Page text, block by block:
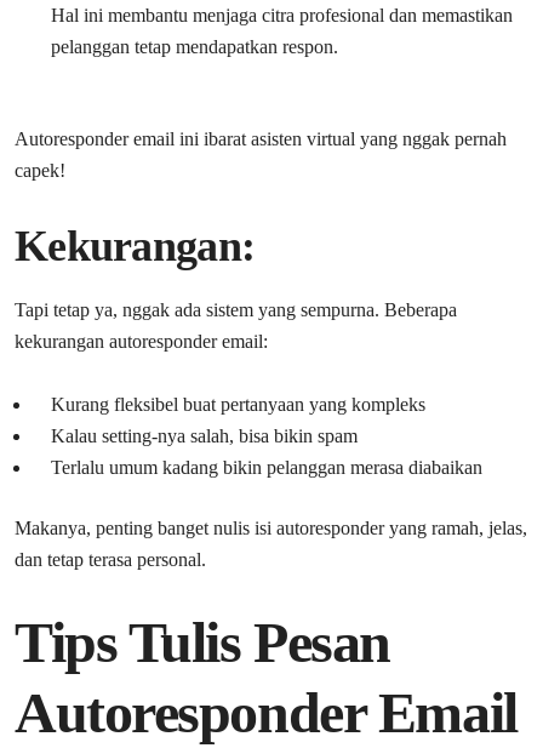
Hal ini membantu menjaga citra profesional dan memastikan
pelanggan tetap mendapatkan respon.
Autoresponder email ini ibarat asisten virtual yang nggak pernah
capek!
Kekurangan:
Tapi tetap ya, nggak ada sistem yang sempurna. Beberapa
kekurangan autoresponder email:
Kurang fleksibel buat pertanyaan yang kompleks
Kalau setting-nya salah, bisa bikin spam
Terlalu umum kadang bikin pelanggan merasa diabaikan
Makanya, penting banget nulis isi autoresponder yang ramah, jelas,
dan tetap terasa personal.
Tips Tulis Pesan
Autoresponder Email